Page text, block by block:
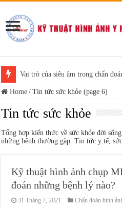
Vai trò của siêu âm trong chẩn
Home / Tin tức sức khỏe (page 6)
Tin tức sức khỏe
Tổng hợp kiến thức về sức khỏe đời
những bệnh thường gặp. Tin tức y tế,
Kỹ thuật hình ảnh chụp
đoán những bệnh lý nào?
31 Tháng 7, 2021 Chẩn đoán hình